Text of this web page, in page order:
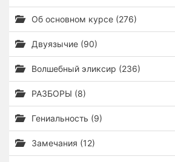
Об основном курсе (276)
Двуязычие (90)
Волшебный эликсир (236)
РАЗБОРЫ (8)
Гениальность (9)
Замечания (12)